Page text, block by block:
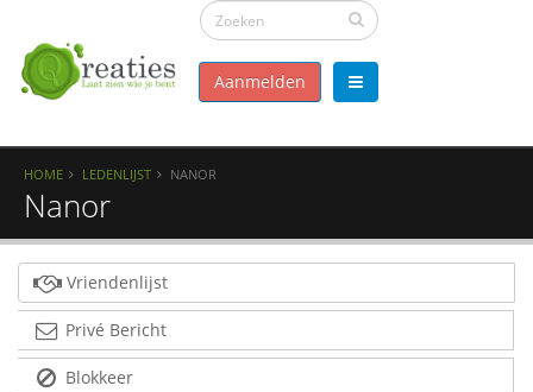
Aanmelden
HOME LEDENLIJST NANOR
Nanor
Vriendenlijst
Privé Bericht
Blokkeer